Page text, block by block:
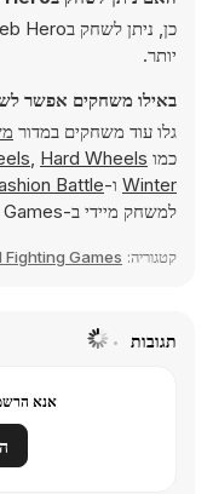
יותר.
באילו משחקים אפשר
גלו עוד משחקים במדור
כמו
, Hard Wheels
Winter ו-Battle
למשחק מיידי ב-Y8 Games.
קטגוריה: Games
תגובות
אנא